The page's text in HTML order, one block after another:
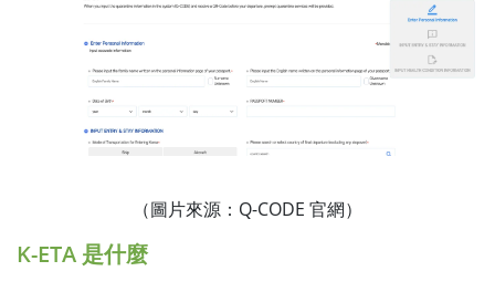
（圖片來源：Q-CODE 官網）
K-ETA 是什麼